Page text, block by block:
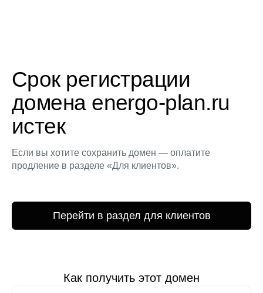
Срок регистрации
домена energo-plan.ru
истек
Если вы хотите сохранить домен — оплатите
продление в разделе «Для клиентов».
Перейти в раздел для клиентов
Как получить этот домен